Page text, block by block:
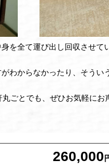
を全て運び出し回収させ
わからなかったり、そう
ごとでも、ぜひお気軽にお
260,000